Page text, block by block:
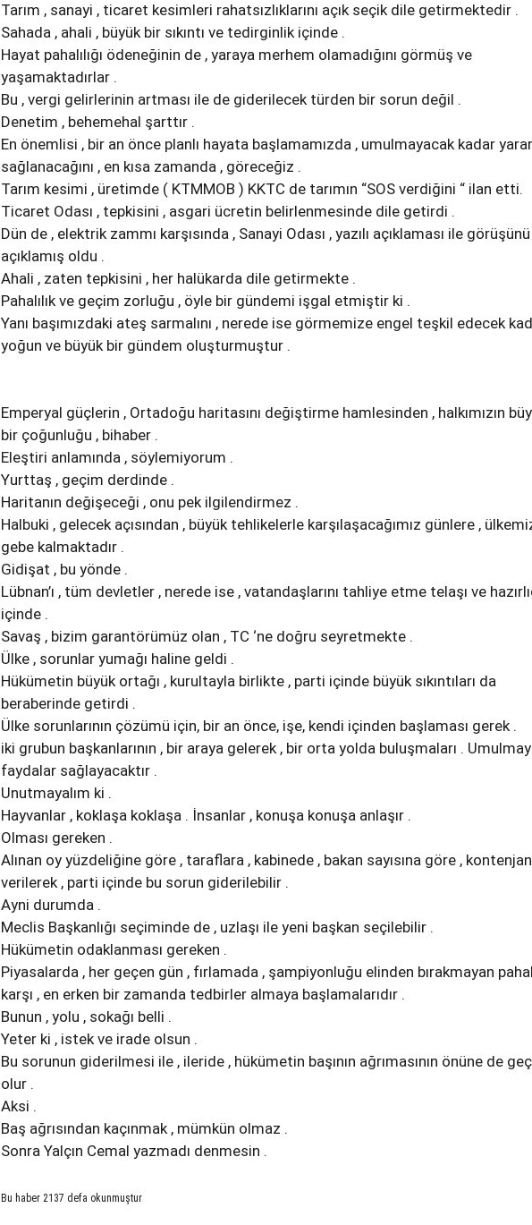
Tarım , sanayi , ticaret kesimleri rahatsızlıklarını açık seçik dile getirmektedir .
Sahada , ahali , büyük bir sıkıntı ve tedirginlik içinde .
Hayat pahalılığı ödeneğinin de , yaraya merhem olamadığını görmüş ve
yaşamaktadırlar .
Bu , vergi gelirlerinin artması ile de giderilecek türden bir sorun değil .
Denetim , behemehal şarttır .
En önemlisi , bir an önce planlı hayata başlamamızda , umulmayacak kadar
sağlanacağını , en kısa zamanda , göreceğiz .
Tarım kesimi , üretimde ( KTMMOB ) KKTC de tarımın “SOS verdiğini “ ilan etti.
Ticaret Odası , tepkisini , asgari ücretin belirlenmesinde dile getirdi .
Dün de , elektrik zammı karşısında , Sanayi Odası , yazılı açıklaması ile görüşünü
açıklamış oldu .
Ahali , zaten tepkisini , her halükarda dile getirmekte .
Pahalılık ve geçim zorluğu , öyle bir gündemi işgal etmiştir ki .
Yanı başımızdaki ateş sarmalını , nerede ise görmemize engel teşkil edecek
yoğun ve büyük bir gündem oluşturmuştur .
Emperyal güçlerin , Ortadoğu haritasını değiştirme hamlesinden , halkımızın
bir çoğunluğu , bihaber .
Eleştiri anlamında , söylemiyorum .
Yurttaş , geçim derdinde .
Haritanın değişeceği , onu pek ilgilendirmez .
Halbuki , gelecek açısından , büyük tehlikelerle karşılaşacağımız günlere ,
gebe kalmaktadır .
Gidişat , bu yönde .
Lübnan’ı , tüm devletler , nerede ise , vatandaşlarını tahliye etme telaşı ve
içinde .
Savaş , bizim garantörümüz olan , TC ‘ne doğru seyretmekte .
Ülke , sorunlar yumağı haline geldi .
Hükümetin büyük ortağı , kurultayla birlikte , parti içinde büyük sıkıntıları da
beraberinde getirdi .
Ülke sorunlarının çözümü için, bir an önce, işe, kendi içinden başlaması gerek .
iki grubun başkanlarının , bir araya gelerek , bir orta yolda buluşmaları .
faydalar sağlayacaktır .
Unutmayalım ki .
Hayvanlar , koklaşa koklaşa . İnsanlar , konuşa konuşa anlaşır .
Olması gereken .
Alınan oy yüzdeliğine göre , taraflara , kabinede , bakan sayısına göre , kontenjan
verilerek , parti içinde bu sorun giderilebilir .
Ayni durumda .
Meclis Başkanlığı seçiminde de , uzlaşı ile yeni başkan seçilebilir .
Hükümetin odaklanması gereken .
Piyasalarda , her geçen gün , fırlamada , şampiyonluğu elinden bırakmayan
karşı , en erken bir zamanda tedbirler almaya başlamalarıdır .
Bunun , yolu , sokağı belli .
Yeter ki , istek ve irade olsun .
Bu sorunun giderilmesi ile , ileride , hükümetin başının ağrımasının önüne de
olur .
Aksi .
Baş ağrısından kaçınmak , mümkün olmaz .
Sonra Yalçın Cemal yazmadı denmesin .
Bu haber 2137 defa okunmuştur